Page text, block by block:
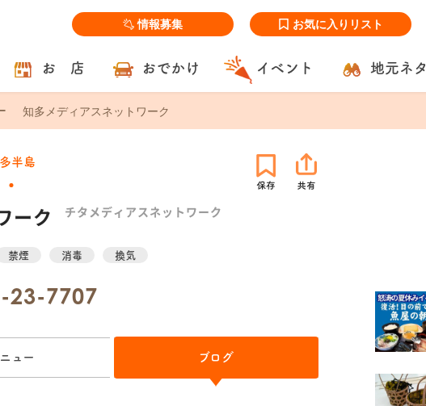
情報募集 お気に入りリスト
お 店 おでかけ イベント 地元ネタ
知多メディアスネットワーク
半島
ーク チタメディアスネットワーク
禁煙 消毒 換気
23-7707
ュー ブログ